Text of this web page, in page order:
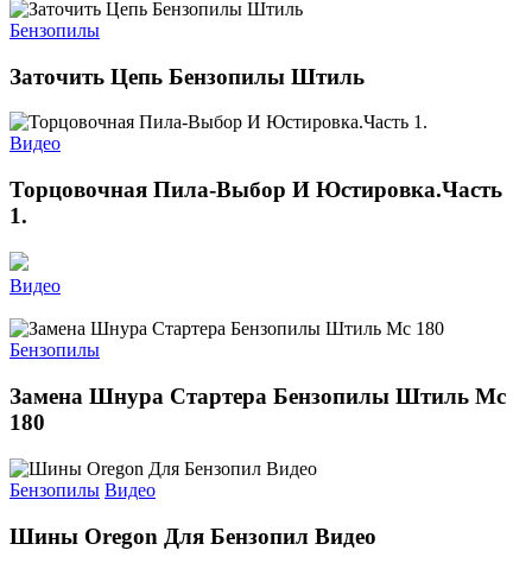
Бензопилы
Заточить Цепь Бензопилы Штиль
Видео
Торцовочная Пила-Выбор И Юстировка.Часть
1.
Видео
Бензопилы
Замена Шнура Стартера Бензопилы Штиль Мс
180
Бензопилы Видео
Шины Oregon Для Бензопил Видео